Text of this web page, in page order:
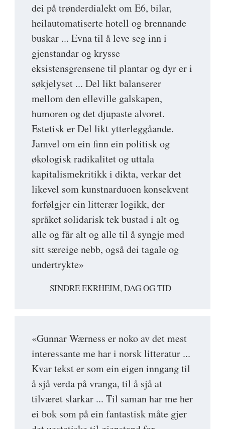
dei på trønderdialekt om E6, bilar,
heilautomatiserte hotell og brennande
buskar ... Evna til å leve seg inn i
gjenstandar og krysse
eksistensgrensene til plantar og dyr er i
søkjelyset ... Del likt balanserer
mellom den elleville galskapen,
humoren og det djupaste alvoret.
Estetisk er Del likt ytterleggåande.
Jamvel om ein finn ein politisk og
økologisk radikalitet og uttala
kapitalismekritikk i dikta, verkar det
likevel som kunstnarduoen konsekvent
forfølgjer ein litterær logikk, der
språket solidarisk tek bustad i alt og
alle og får alt og alle til å syngje med
sitt særeige nebb, også dei tagale og
undertrykte»
SINDRE EKRHEIM, DAG OG TID
«Gunnar Wærness er noko av det mest
interessante me har i norsk litteratur ...
Kvar tekst er som ein eigen inngang til
å sjå verda på vranga, til å sjå at
tilværet slarkar ... Til saman har me her
ei bok som på ein fantastisk måte gjer